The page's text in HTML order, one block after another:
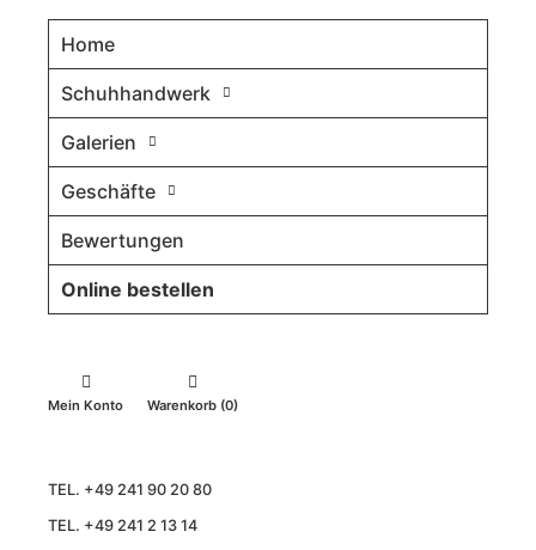
Home
Schuhhandwerk
Galerien
Geschäfte
Bewertungen
Online bestellen
Mein Konto Warenkorb (0)
TEL. +49 241 90 20 80
TEL. +49 241 2 13 14